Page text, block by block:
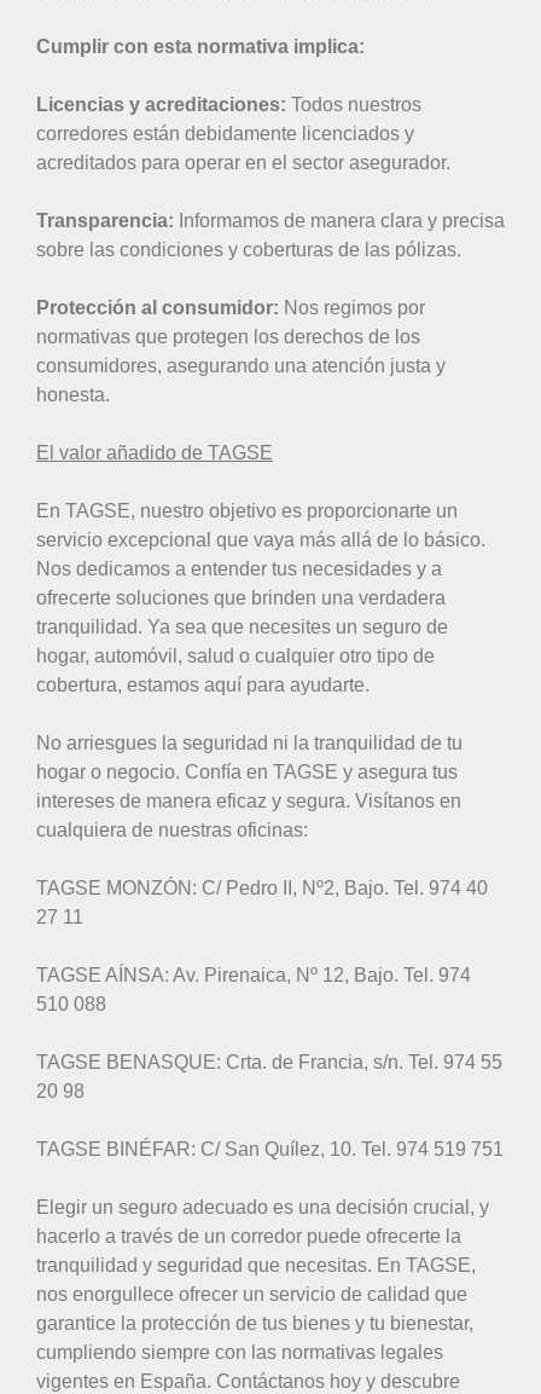
Cumplir con esta normativa implica:
Licencias y acreditaciones: Todos nuestros
corredores están debidamente licenciados y
acreditados para operar en el sector asegurador.
Transparencia: Informamos de manera clara y precisa
sobre las condiciones y coberturas de las pólizas.
Protección al consumidor: Nos regimos por
normativas que protegen los derechos de los
consumidores, asegurando una atención justa y
honesta.
El valor añadido de TAGSE
En TAGSE, nuestro objetivo es proporcionarte un
servicio excepcional que vaya más allá de lo básico.
Nos dedicamos a entender tus necesidades y a
ofrecerte soluciones que brinden una verdadera
tranquilidad. Ya sea que necesites un seguro de
hogar, automóvil, salud o cualquier otro tipo de
cobertura, estamos aquí para ayudarte.
No arriesgues la seguridad ni la tranquilidad de tu
hogar o negocio. Confía en TAGSE y asegura tus
intereses de manera eficaz y segura. Visítanos en
cualquiera de nuestras oficinas:
TAGSE MONZÓN: C/ Pedro II, Nº2, Bajo. Tel. 974 40
27 11
TAGSE AÍNSA: Av. Pirenaica, Nº 12, Bajo. Tel. 974
510 088
TAGSE BENASQUE: Crta. de Francia, s/n. Tel. 974 55
20 98
TAGSE BINÉFAR: C/ San Quílez, 10. Tel. 974 519 751
Elegir un seguro adecuado es una decisión crucial, y
hacerlo a través de un corredor puede ofrecerte la
tranquilidad y seguridad que necesitas. En TAGSE,
nos enorgullece ofrecer un servicio de calidad que
garantice la protección de tus bienes y tu bienestar,
cumpliendo siempre con las normativas legales
vigentes en España. Contáctanos hoy y descubre